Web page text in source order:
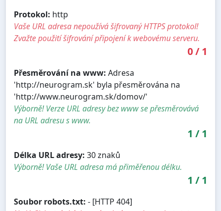
Protokol: http
Vaše URL adresa nepoužívá šifrovaný HTTPS protokol!
Zvažte použití šifrování připojení k webovému serveru.
0/ 1
Přesměrování na www: Adresa
'http://neurogram.sk' byla přesměrována na
'http://www.neurogram.sk/domov/'
Výborně! Verze URL adresy bez www se přesměrovává
na URL adresu s www.
1 / 1
Délka URL adresy: 30 znaků
Výborně! Vaše URL adresa má přiměřenou délku.
1 / 1
Soubor robots.txt: - [HTTP 404]